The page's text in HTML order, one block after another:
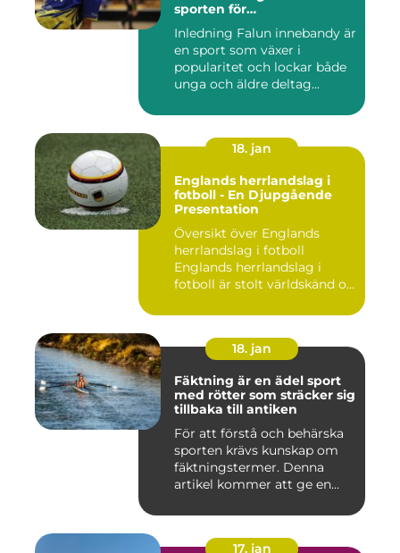
sporten för
Inledning Falun innebandy är
en sport som växer i
popularitet och lockar både
unga och äldre deltag...
18. jan
Englands herrlandslag i
fotboll - En Djupgående
Presentation
Översikt över Englands
herrlandslag i fotboll
Englands herrlandslag i
fotboll är stolt världskänd o...
18. jan
Fäktning är en ädel sport
med rötter som sträcker sig
tillbaka till antiken
För att förstå och behärska
sporten krävs kunskap om
fäktningstermer. Denna
artikel kommer att ge en...
17. jan